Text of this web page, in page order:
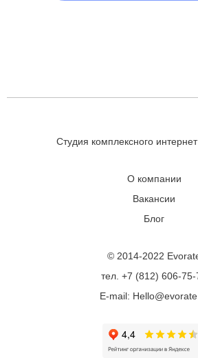
Студия комплексного
О компании
Вакансии
Блог
© 2014-2022
тел. +7 (812) 606-75-
E-mail: